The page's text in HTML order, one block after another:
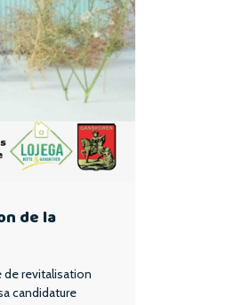
de la
de revitalisation
candidature